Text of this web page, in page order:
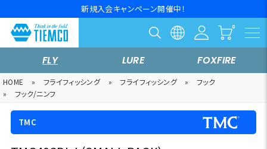
新規入会キャンペーン開催中！
FLY LURE FOXFIRE
HOME » フライフィッシング » フライフィッシング »
フック
»
フック/ニンフ
TMC